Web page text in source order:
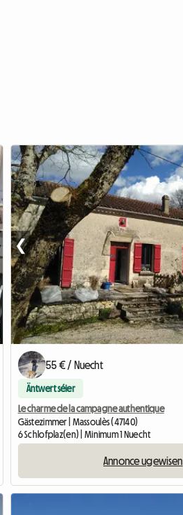
❮
55 € / Nuecht
Äntwert séier
Le charme de la campagne authentique
Gästezimmer | Massoulès (47140)
6 Schlofplaz(en) | Minimum 1 Nuecht
Annonce ugewisen